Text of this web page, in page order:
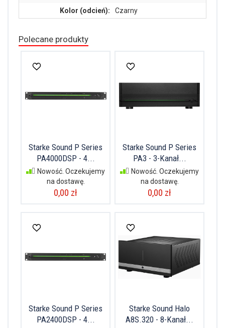
Kolor (odcień):
Czarny
Polecane produkty
Starke Sound P Series
PA4000DSP - 4...
Nowość. Oczekujemy
na dostawę.
0,00 zł
Starke Sound P Series
PA3 - 3-Kanał...
Nowość. Oczekujemy
na dostawę.
0,00 zł
Starke Sound P Series
PA2400DSP - 4...
Starke Sound Halo
A8S.320 - 8-Kanał...